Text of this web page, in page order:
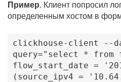
Пример. Клиент попросил
определенным хостом в
clickhouse-client --
query="select * from
flow_start_date =
(source_ipv4 =